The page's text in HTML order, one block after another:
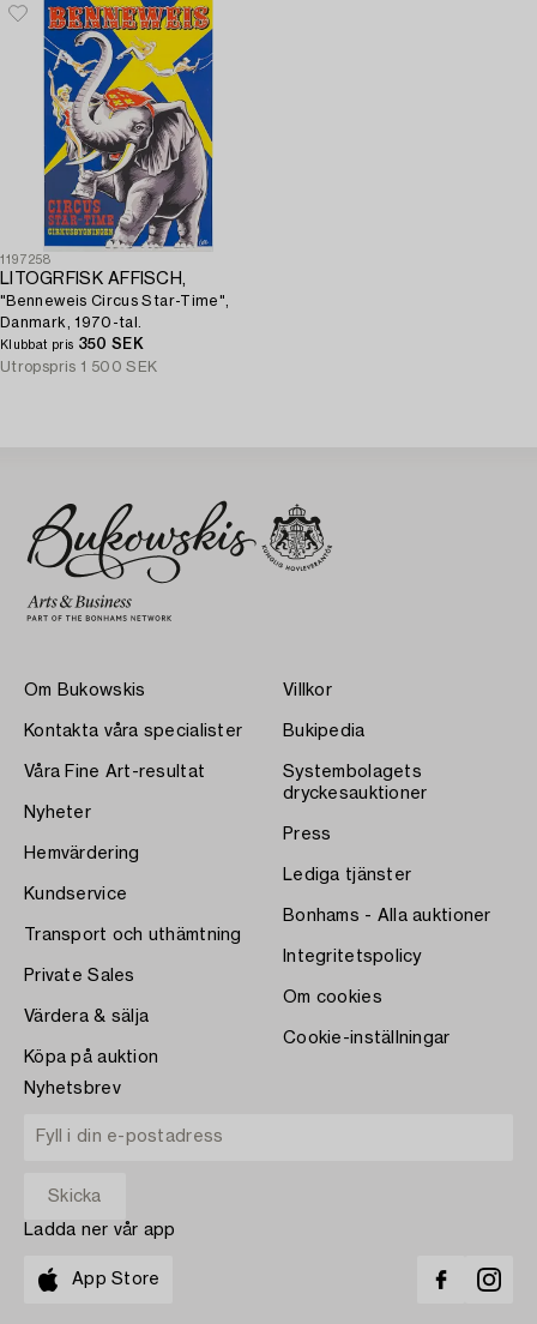
1197258
LITOGRFISK AFFISCH,
"Benneweis Circus Star-Time",
Danmark, 1970-tal.
Klubbat pris 350 SEK
Utropspris 1 500 SEK
Om Bukowskis
Kontakta våra specialister
Våra Fine Art-resultat
Nyheter
Hemvärdering
Kundservice
Transport och uthämtning
Private Sales
Värdera & sälja
Köpa på auktion
Villkor
Bukipedia
Systembolagets
dryckesauktioner
Press
Lediga tjänster
Bonhams - Alla auktioner
Integritetspolicy
Om cookies
Cookie-inställningar
Nyhetsbrev
Ladda ner vår app
App Store